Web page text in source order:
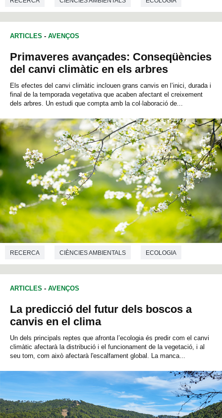
BIOLOGIA
ARTICLES - AVENÇOS
Primaveres avançades: Conseqüències
del canvi climàtic en els arbres
Els efectes del canvi climàtic inclouen grans canvis en l’inici, durada i
final de la temporada vegetativa que acaben afectant el creixement
dels arbres. Un estudi que compta amb la col·laboració de...
RECERCA CIÈNCIES AMBIENTALS ECOLOGIA
BIOLOGIA
ARTICLES - AVENÇOS
La predicció del futur dels boscos a
canvis en el clima
Un dels principals reptes que afronta l’ecologia és predir com el canvi
climàtic afectarà la distribució i el funcionament de la vegetació, i al
seu torn, com això afectarà l'escalfament global. La manca...